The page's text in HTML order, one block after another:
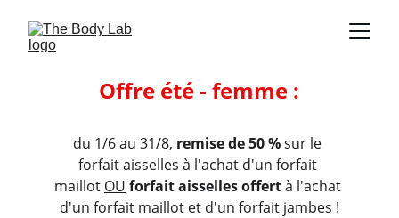
Offre été - femme :
du 1/6 au 31/8, remise de 50 % sur le
forfait aisselles à l'achat d'un forfait
maillot OU forfait aisselles offert à l'achat
d'un forfait maillot et d'un forfait jambes !